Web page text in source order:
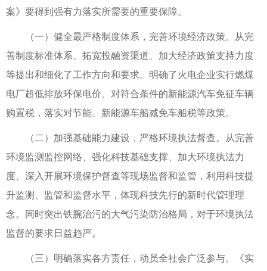
案》要得到强有力落实所需要的重要保障。
（一）健全最严格制度体系，完善环境经济政策。从完
善制度标准体系、拓宽投融资渠道、加大经济政策支持力度
等提出和细化了工作方向和要求。明确了火电企业实行燃煤
电厂超低排放环保电价、对符合条件的新能源汽车免征车辆
购置税，落实对节能、新能源车船减免车船税等政策。
（二）加强基础能力建设，严格环境执法督查。从完善
环境监测监控网络、强化科技基础支撑、加大环境执法力
度、深入开展环境保护督查等现场监督和监管，利用科技提
升监测、监管和监督水平，体现科技先行的新时代管理理
念。同时突出铁腕治污的大气污染防治格局，对于环境执法
监督的要求日益趋严。
（三）明确落实各方责任，动员全社会广泛参与。《实